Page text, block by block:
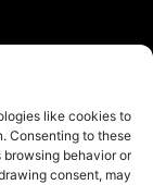
like cookies to
Consenting to these
behavior or
consent, may
אודות
יבוא אישי